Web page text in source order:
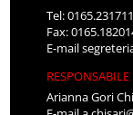
Tel: 0165.231711
Fax:
E-mail
Arianna Gori